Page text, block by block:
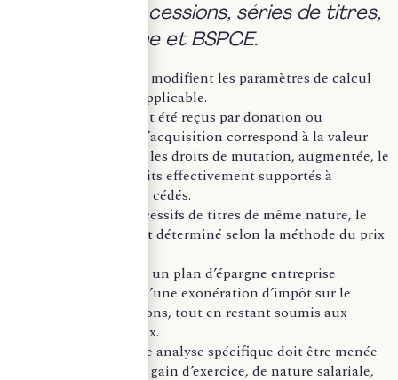
donations, successions, séries de titres,
plans d’épargne et BSPCE.
Certaines situations modifient les paramètres de calcul
ou le régime fiscal applicable.
Lorsque les titres ont été reçus par donation ou
succession, le prix d’acquisition correspond à la valeur
vénale retenue pour les droits de mutation, augmentée, le
cas échéant, des droits effectivement supportés à
proportion des titres cédés.
En cas d’achats successifs de titres de même nature, le
prix d’acquisition est déterminé selon la méthode du prix
Les titres logés dans un plan d’épargne entreprise
peuvent bénéficier d’une exonération d’impôt sur le
revenu sous conditions, tout en restant soumis aux
prélèvements sociaux.
Pour les BSPCE, une analyse spécifique doit être menée
afin de distinguer le gain d’exercice, de nature salariale,